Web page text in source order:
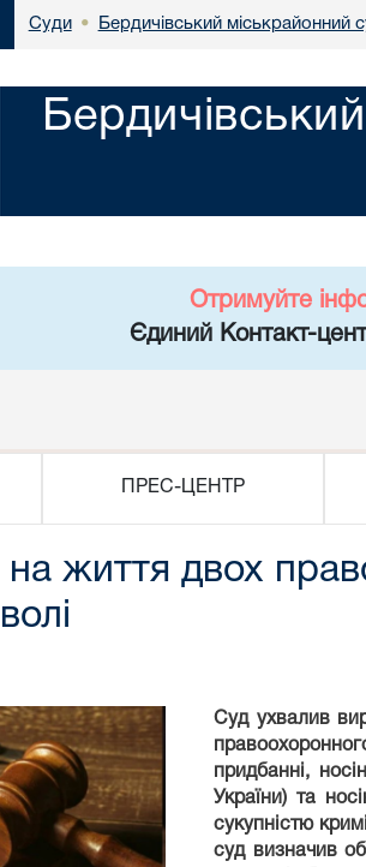
Суди • Бердичівський міськрайонний
Отримуйте
Єдиний Контакт-
ПРЕС-ЦЕНТР
життя двох
Суд ухвалив
придбанні,
України) та н
сукупністю
суд визначив